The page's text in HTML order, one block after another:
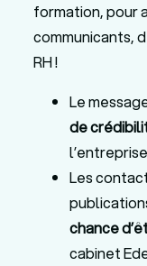
formation, pour
communicants,
RH !
Le
de
Les
chance
cabinet